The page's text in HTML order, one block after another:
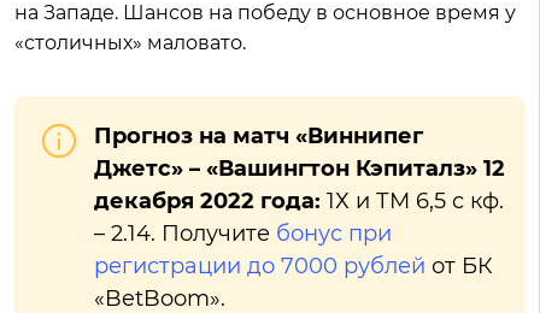
на Западе. Шансов на победу в основное время у
«столичных» маловато.
Прогноз на матч «Виннипег
Джетс» – «Вашингтон Кэпиталз» 12
декабря 2022 года: 1Х и ТМ 6,5 с кф.
– 2.14. Получите бонус при
регистрации до 7000 рублей от БК
«BetBoom».